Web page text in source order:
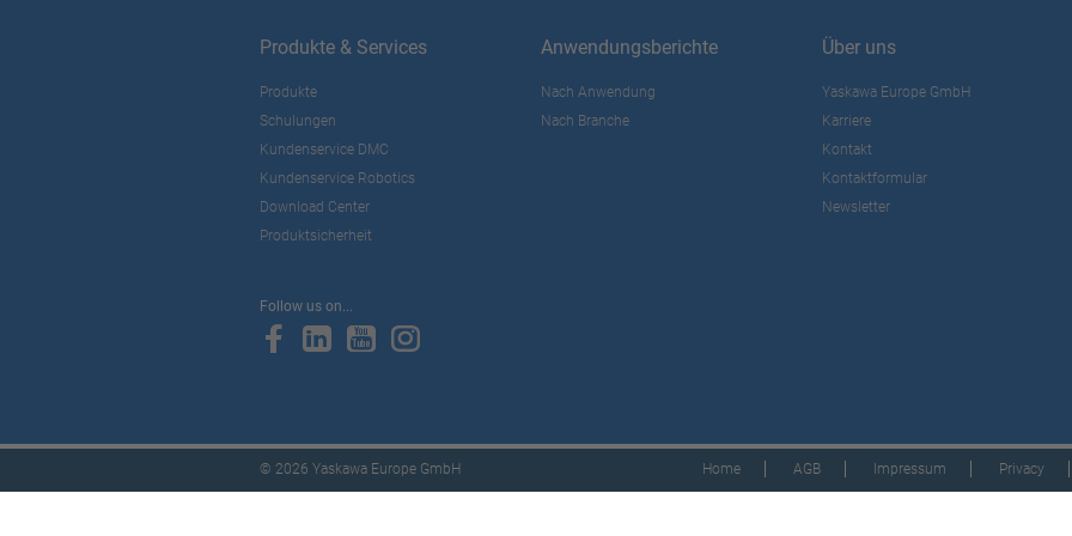
Produkte & Services
Produkte
Schulungen
Kundenservice DMC
Kundenservice Robotics
Download Center
Produktsicherheit
Anwendungsberichte
Nach Anwendung
Nach Branche
Über uns
Yaskawa Europe GmbH
Karriere
Kontakt
Kontaktformular
Newsletter
Follow us on...
© 2026 Yaskawa Europe GmbH Home AGB Impressum Privacy